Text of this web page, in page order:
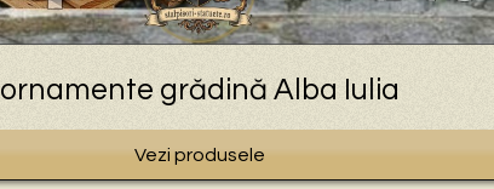
ornamente grădină Alba Iulia
Vezi produsele